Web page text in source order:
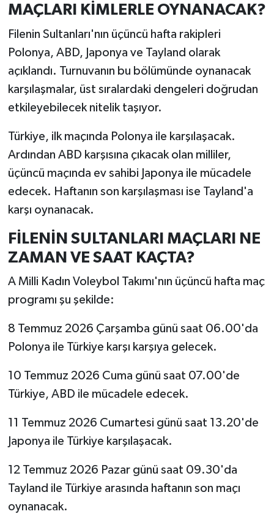
MAÇLARI KİMLERLE OYNANACAK?
Filenin Sultanları'nın üçüncü hafta rakipleri
Polonya, ABD, Japonya ve Tayland olarak
açıklandı. Turnuvanın bu bölümünde oynanacak
karşılaşmalar, üst sıralardaki dengeleri doğrudan
etkileyebilecek nitelik taşıyor.
Türkiye, ilk maçında Polonya ile karşılaşacak.
Ardından ABD karşısına çıkacak olan milliler,
üçüncü maçında ev sahibi Japonya ile mücadele
edecek. Haftanın son karşılaşması ise Tayland'a
karşı oynanacak.
FİLENİN SULTANLARI MAÇLARI NE
ZAMAN VE SAAT KAÇTA?
A Milli Kadın Voleybol Takımı'nın üçüncü hafta maç
programı şu şekilde:
8 Temmuz 2026 Çarşamba günü saat 06.00'da
Polonya ile Türkiye karşı karşıya gelecek.
10 Temmuz 2026 Cuma günü saat 07.00'de
Türkiye, ABD ile mücadele edecek.
11 Temmuz 2026 Cumartesi günü saat 13.20'de
Japonya ile Türkiye karşılaşacak.
12 Temmuz 2026 Pazar günü saat 09.30'da
Tayland ile Türkiye arasında haftanın son maçı
oynanacak.